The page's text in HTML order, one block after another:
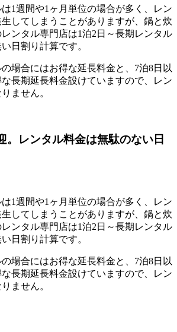
1週間や1ヶ月単位の場合が多く、レン
してしまうことがありますが、鍋と炊
ンタル専門店は1泊2日～長期レンタル
日割り計算です。
場合にはお得な延長料金と、7泊8日以
な長期延長料金設けていますので、レン
ません。
。レンタル料金は無駄のない日
1週間や1ヶ月単位の場合が多く、レン
してしまうことがありますが、鍋と炊
ンタル専門店は1泊2日～長期レンタル
日割り計算です。
場合にはお得な延長料金と、7泊8日以
な長期延長料金設けていますので、レン
ません。